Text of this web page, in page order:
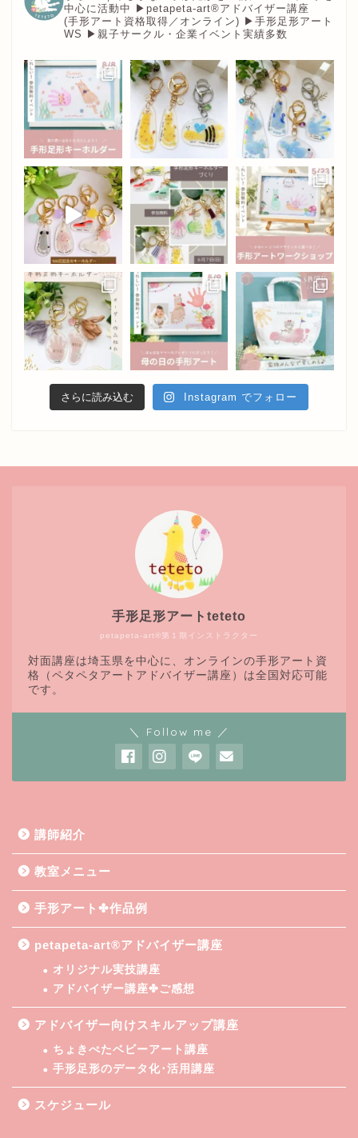
中心に活動中 ▶︎petapeta-art®アドバイザー講座
(手形アート資格取得／オンライン) ▶︎手形足形アート
WS ▶︎親子サークル・企業イベント実績多数
さらに読み込む Instagram でフォロー
petapeta-art®第１期インストラクター
手形足形アートteteto
対面講座は埼玉県を中心に、オンラインの手形アート資
格（ペタペタアートアドバイザー講座）は全国対応可能
です。
＼ Follow me ／
講師紹介
教室メニュー
手形アート✤作品例
petapeta-art®アドバイザー講座
オリジナル実技講座
アドバイザー講座✤ご感想
アドバイザー向けスキルアップ講座
ちょきぺたベビーアート講座
手形足形のデータ化･活用講座
スケジュール